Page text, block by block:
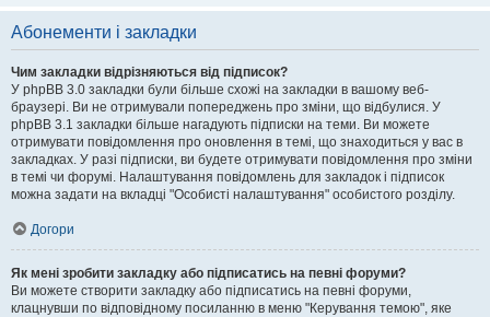
Абонементи і закладки
Чим закладки відрізняються від підписок?
У phpBB 3.0 закладки були більше схожі на закладки в вашому веб-
браузері. Ви не отримували попереджень про зміни, що відбулися. У
phpBB 3.1 закладки більше нагадують підписки на теми. Ви можете
отримувати повідомлення про оновлення в темі, що знаходиться у вас в
закладках. У разі підписки, ви будете отримувати повідомлення про зміни
в темі чи форумі. Налаштування повідомлень для закладок і підписок
можна задати на вкладці "Особисті налаштування" особистого розділу.
Догори
Як мені зробити закладку або підписатись на певні форуми?
Ви можете створити закладку або підписатись на певні форуми,
клацнувши по відповідному посиланню в меню "Керування темою", яке